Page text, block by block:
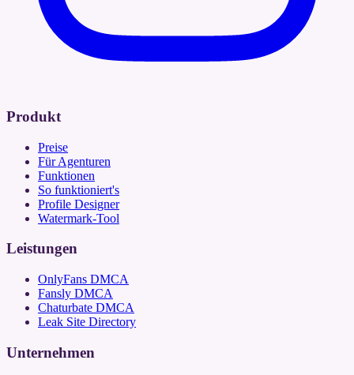
Produkt
Preise
Für Agenturen
Funktionen
So funktioniert's
Profile Designer
Watermark-Tool
Leistungen
OnlyFans DMCA
Fansly DMCA
Chaturbate DMCA
Leak Site Directory
Unternehmen